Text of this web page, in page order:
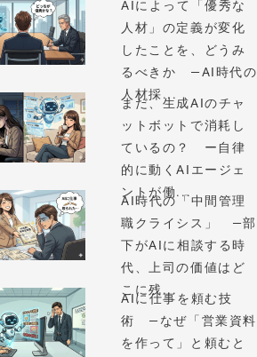
AIによって「優秀な
人材」の定義が変化
したことを、どうみ
るべきか —AI時代の
人材採...
まだ、生成AIのチャ
ットボットで消耗し
ているの？ ー自律
的に動くAIエージェ
ントが働...
AI時代の「中間管理
職クライシス」 —部
下がAIに相談する時
代、上司の価値はど
こに残...
AIに仕事を頼む技
術 —なぜ「営業資料
を作って」と頼むと